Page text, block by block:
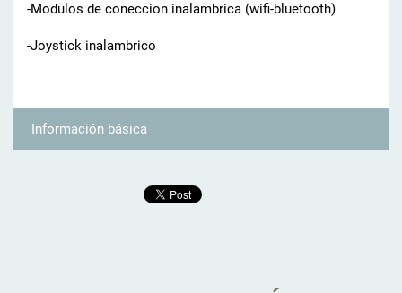
-Modulos de coneccion inalambrica (wifi-bluetooth)
-Joystick inalambrico
Información básica